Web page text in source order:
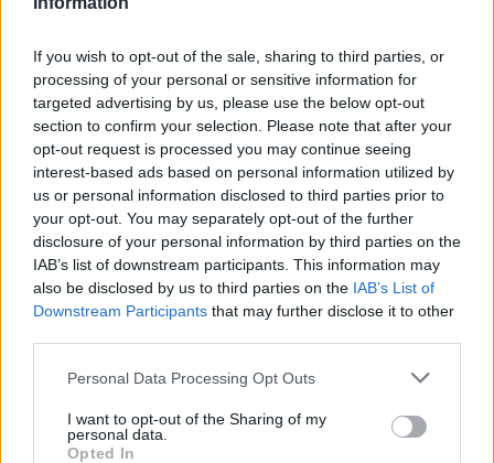
If you wish to opt-out of the sale, sharing to third parties, or
processing of your personal or sensitive information for
targeted advertising by us, please use the below opt-out
section to confirm your selection. Please note that after your
opt-out request is processed you may continue seeing
interest-based ads based on personal information utilized by
us or personal information disclosed to third parties prior to
your opt-out. You may separately opt-out of the further
disclosure of your personal information by third parties on the
IAB’s list of downstream participants. This information may
also be disclosed by us to third parties on the IAB’s List of
Downstream Participants that may further disclose it to other
Personal Data Processing Opt Outs
I want to opt-out of the Sharing of my
personal data.
Opted In
PAGE 1 OF 2 1 2
Tags: Genebra Novidades salão
Henrique Lopes